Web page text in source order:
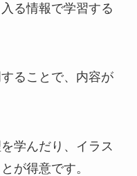
る情報で学習する
ることで、内容が
学んだり、イラス
が得意です。